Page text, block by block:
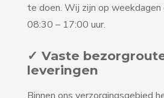
te doen. Wij zijn op weekdagen
08:30 – 17:00 uur.
✓ Vaste
leveringen
Binnen ons verzorgingsgebied